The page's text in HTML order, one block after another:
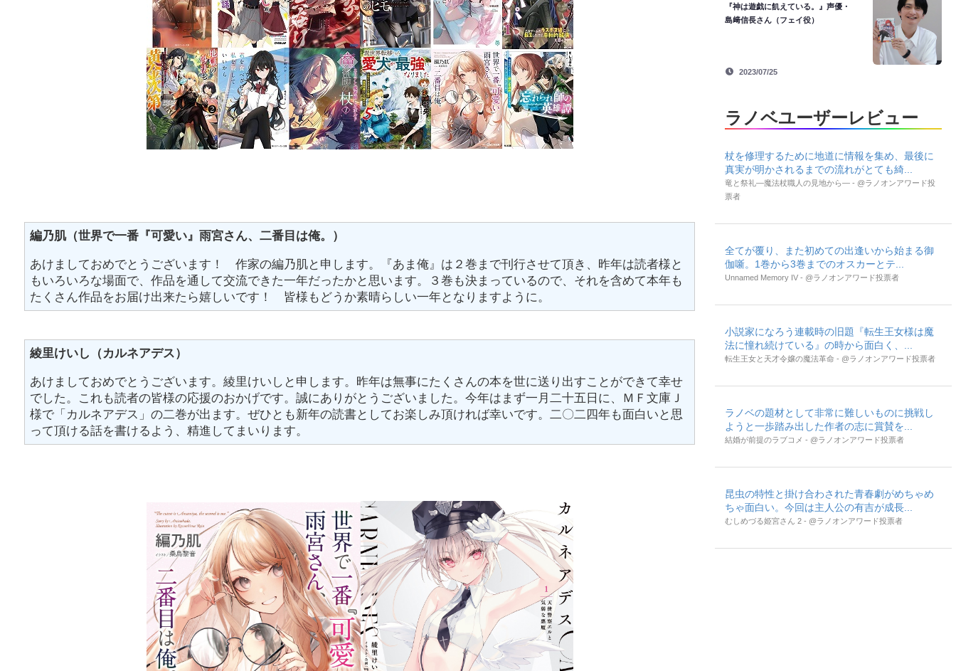
編乃肌（世界で一番『可愛い』雨宮さん、二番目は俺。）
あけましておめでとうございます！ 作家の編乃肌と申します。『あま俺』は２巻まで刊行させて頂き、昨年は読者様と
もいろいろな場面で、作品を通して交流できた一年だったかと思います。３巻も決まっているので、それを含めて本年も
たくさん作品をお届け出来たら嬉しいです！ 皆様もどうか素晴らしい一年となりますように。
綾里けいし（カルネアデス）
あけましておめでとうございます。綾里けいしと申します。昨年は無事にたくさんの本を世に送り出すことができて幸せ
でした。これも読者の皆様の応援のおかげです。誠にありがとうございました。今年はまず一月二十五日に、ＭＦ文庫Ｊ
様で「カルネアデス」の二巻が出ます。ぜひとも新年の読書としてお楽しみ頂ければ幸いです。二〇二四年も面白いと思
って頂ける話を書けるよう、精進してまいります。
『神は遊戯に飢えている。』声優・
島﨑信長さん（フェイ役）
2023/07/25
ラノベユーザーレビュー
杖を修理するために地道に情報を集め、最後に
真実が明かされるまでの流れがとても綺...
竜と祭礼―魔法杖職人の見地から― - @ラノオンアワード投
票者
全てが覆り、また初めての出逢いから始まる御
伽噺。1巻から3巻までのオスカーとテ...
Unnamed Memory IV - @ラノオンアワード投票者
小説家になろう連載時の旧題『転生王女様は魔
法に憧れ続けている』の時から面白く、...
転生王女と天才令嬢の魔法革命 - @ラノオンアワード投票者
ラノベの題材として非常に難しいものに挑戦し
ようと一歩踏み出した作者の志に賞賛を...
結婚が前提のラブコメ - @ラノオンアワード投票者
昆虫の特性と掛け合わされた青春劇がめちゃめ
ちゃ面白い。今回は主人公の有吉が成長...
むしめづる姫宮さん 2 - @ラノオンアワード投票者